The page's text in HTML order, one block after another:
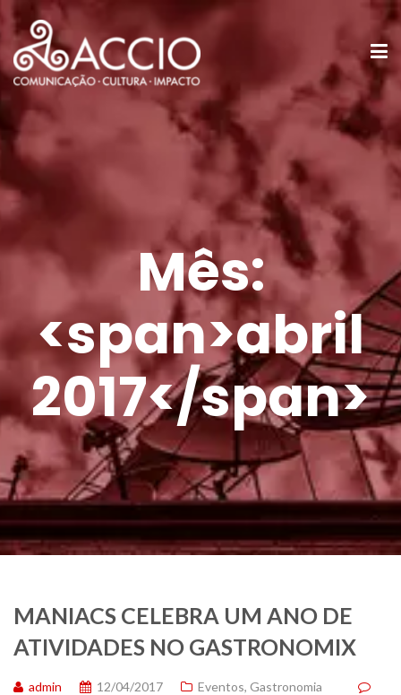
Mês:
<span>abril
2017</span>
MANIACS CELEBRA UM ANO DE
ATIVIDADES NO GASTRONOMIX
admin 12/04/2017 Eventos, Gastronomia